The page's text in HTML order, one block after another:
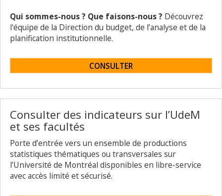
Qui sommes-nous ? Que faisons-nous ? Découvrez
l'équipe de la Direction du budget, de l’analyse et de la
planification institutionnelle.
CONSULTER
Consulter des indicateurs sur l’UdeM
et ses facultés
Porte d’entrée vers un ensemble de productions
statistiques thématiques ou transversales sur
l’Université de Montréal disponibles en libre-service
avec accès limité et sécurisé.